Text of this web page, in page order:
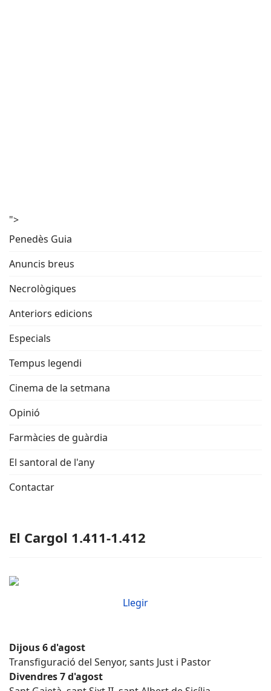
">
Penedès Guia
Anuncis breus
Necrològiques
Anteriors edicions
Especials
Tempus legendi
Cinema de la setmana
Opinió
Farmàcies de guàrdia
El santoral de l'any
Contactar
El Cargol 1.411-1.412
Llegir
Dijous 6 d'agost
Transfiguració del Senyor, sants Just i Pastor
Divendres 7 d'agost